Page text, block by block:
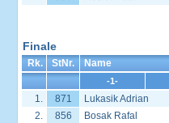
Finale
Rk. StNr. Name
-1-
1. 871 Lukasik Adrian
2.
856 Bosak Rafal